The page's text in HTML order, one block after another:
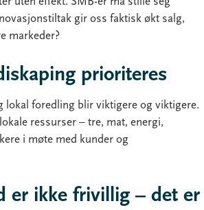
gir oss faktisk økt salg,
markeder?
prioriteres
lokal foredling blir viktigere og viktigere.
ressurser – tre, mat, energi,
i møte med kunder og
er ikke frivillig – det er